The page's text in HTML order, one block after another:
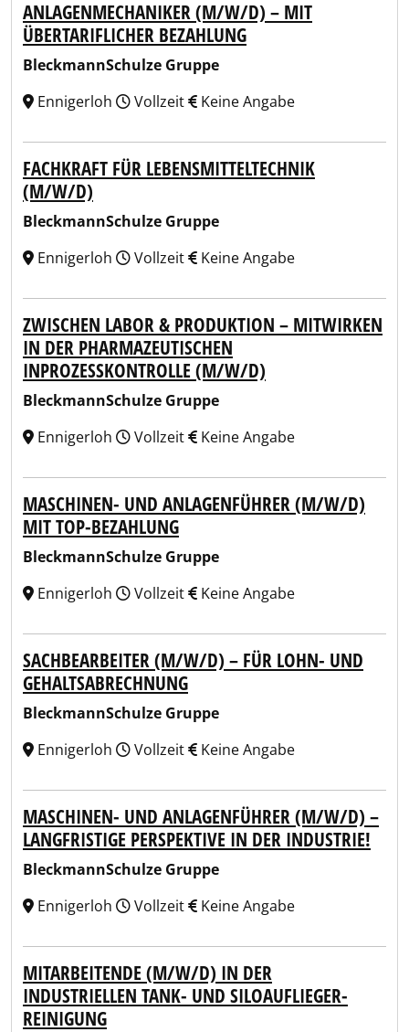
ANLAGENMECHANIKER (M/W/D) – MIT
ÜBERTARIFLICHER BEZAHLUNG
BleckmannSchulze Gruppe
Ennigerloh
Vollzeit Keine Angabe
FACHKRAFT FÜR LEBENSMITTELTECHNIK
(M/W/D)
BleckmannSchulze Gruppe
Ennigerloh
Vollzeit Keine Angabe
ZWISCHEN LABOR & PRODUKTION – MITWIRKEN
IN DER PHARMAZEUTISCHEN
INPROZESSKONTROLLE (M/W/D)
BleckmannSchulze Gruppe
Ennigerloh
Vollzeit Keine Angabe
MASCHINEN- UND ANLAGENFÜHRER (M/W/D)
MIT TOP-BEZAHLUNG
BleckmannSchulze Gruppe
Ennigerloh
Vollzeit Keine Angabe
SACHBEARBEITER (M/W/D) – FÜR LOHN- UND
GEHALTSABRECHNUNG
BleckmannSchulze Gruppe
Ennigerloh
Vollzeit Keine Angabe
MASCHINEN- UND ANLAGENFÜHRER (M/W/D) –
LANGFRISTIGE PERSPEKTIVE IN DER INDUSTRIE!
BleckmannSchulze Gruppe
Ennigerloh
Vollzeit Keine Angabe
MITARBEITENDE (M/W/D) IN DER
INDUSTRIELLEN TANK- UND SILOAUFLIEGER-
REINIGUNG